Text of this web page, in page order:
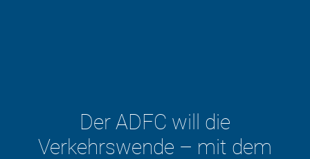
Der ADFC will die
Verkehrswende – mit dem